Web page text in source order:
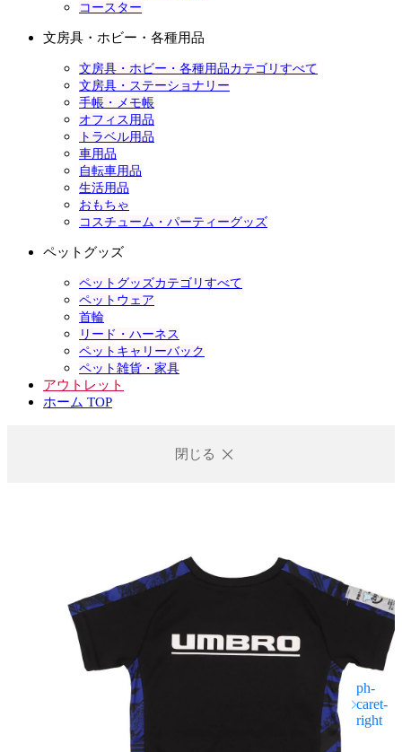
コースター
文房具・ホビー・各種用品
文房具・ホビー・各種用品カテゴリすべて
文房具・ステーショナリー
手帳・メモ帳
オフィス用品
トラベル用品
車用品
自転車用品
生活用品
おもちゃ
コスチューム・パーティーグッズ
ペットグッズ
ペットグッズカテゴリすべて
ペットウェア
首輪
リード・ハーネス
ペットキャリーバック
ペット雑貨・家具
アウトレット
ホーム TOP
閉じる